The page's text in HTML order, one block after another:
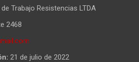
Trabajo Resistencias LTDA
2468
21 de julio de 2022